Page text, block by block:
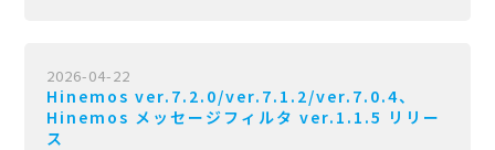
2026-04-22
Hinemos ver.7.2.0/ver.7.1.2/ver.7.0.4、
Hinemos メッセージフィルタ ver.1.1.5 リリー
ス